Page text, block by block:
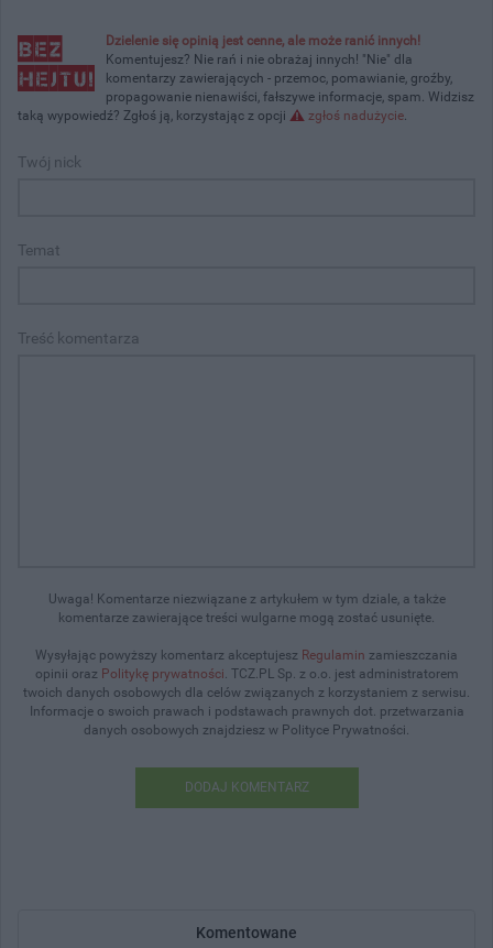
Dzielenie się opinią jest cenne, ale może ranić innych!
Komentujesz? Nie rań i nie obrażaj innych! "Nie" dla
komentarzy zawierających - przemoc, pomawianie, groźby,
propagowanie nienawiści, fałszywe informacje, spam. Widzisz
taką wypowiedź? Zgłoś ją, korzystając z opcji
zgłoś nadużycie
Twój nick
Temat
Treść komentarza
Uwaga! Komentarze niezwiązane z artykułem w tym dziale, a także
komentarze zawierające treści wulgarne mogą zostać usunięte.
Wysyłając powyższy komentarz akceptujesz Regulamin zamieszczania
opinii oraz Politykę prywatności . TCZ.PL Sp. z o.o. jest administratorem
twoich danych osobowych dla celów związanych z korzystaniem z serwisu.
Informacje o swoich prawach i podstawach prawnych dot. przetwarzania
danych osobowych znajdziesz w Polityce Prywatności.
DODAJ KOMENTARZ
Komentowane